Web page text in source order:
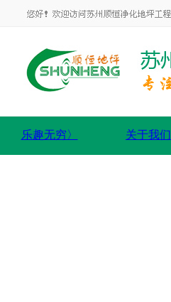
乐趣无穷〉 关于我们